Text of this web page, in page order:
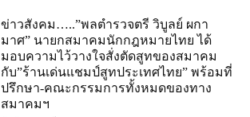
ข่าวสังคม…..”พลตำรวจตรี วิบูลย์ ผกา
มาศ” นายกสมาคมนักกฎหมายไทย ได้
มอบความไว้วางใจสั่งตัดสูทของสมาคม
กับ”ร้านเด่นแชมป์สูทประเทศไทย” พร้อมที่
ปรึกษา-คณะกรรมการทั้งหมดของทาง
สมาคมฯ